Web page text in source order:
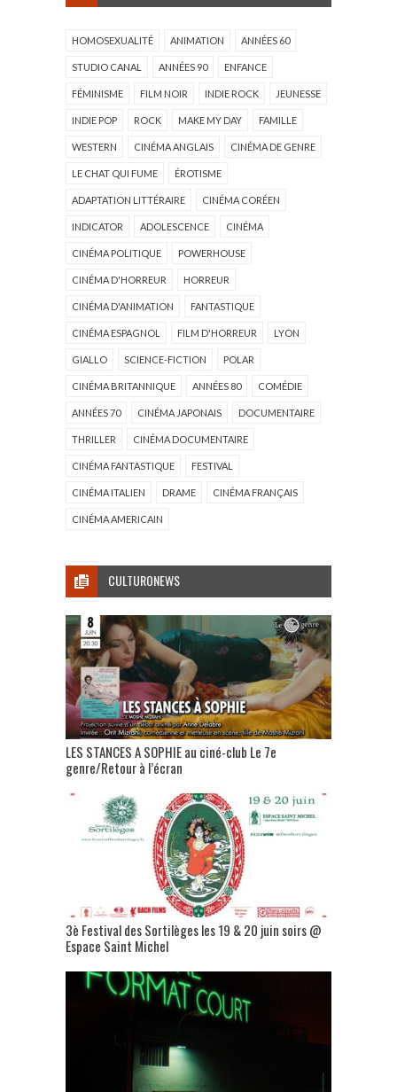
HOMOSEXUALITÉ ANIMATION ANNÉES 60
STUDIO CANAL ANNÉES 90 ENFANCE
FÉMINISME FILM NOIR INDIE ROCK JEUNESSE
INDIE POP ROCK MAKE MY DAY FAMILLE
WESTERN CINÉMA ANGLAIS CINÉMA DE GENRE
LE CHAT QUI FUME ÉROTISME
ADAPTATION LITTÉRAIRE CINÉMA CORÉEN
INDICATOR ADOLESCENCE CINÉMA
CINÉMA POLITIQUE POWERHOUSE
CINÉMA D'HORREUR HORREUR
CINÉMA D'ANIMATION FANTASTIQUE
CINÉMA ESPAGNOL FILM D'HORREUR LYON
GIALLO SCIENCE-FICTION POLAR
CINÉMA BRITANNIQUE ANNÉES 80 COMÉDIE
ANNÉES 70 CINÉMA JAPONAIS DOCUMENTAIRE
THRILLER CINÉMA DOCUMENTAIRE
CINÉMA FANTASTIQUE FESTIVAL
CINÉMA ITALIEN DRAME CINÉMA FRANÇAIS
CINÉMA AMERICAIN
CULTURONEWS
LES STANCES A SOPHIE au ciné-club Le 7e
genre/Retour à l’écran
3è Festival des Sortilèges les 19 & 20 juin soirs @
Espace Saint Michel